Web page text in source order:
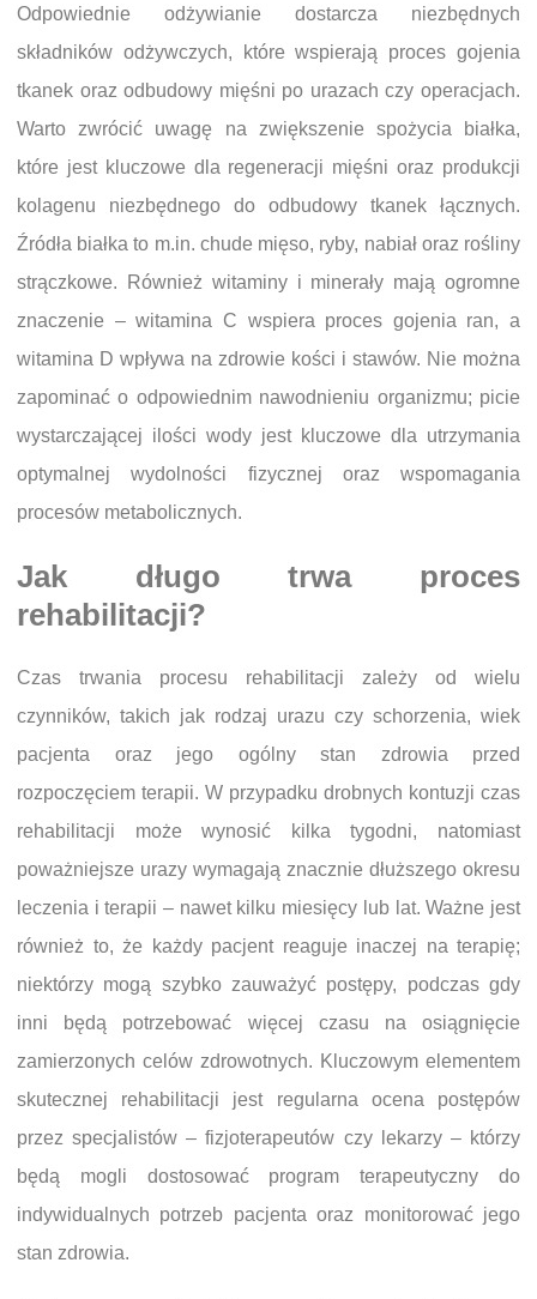
Odpowiednie odżywianie dostarcza niezbędnych
składników odżywczych, które wspierają proces gojenia
tkanek oraz odbudowy mięśni po urazach czy operacjach.
Warto zwrócić uwagę na zwiększenie spożycia białka,
które jest kluczowe dla regeneracji mięśni oraz produkcji
kolagenu niezbędnego do odbudowy tkanek łącznych.
Źródła białka to m.in. chude mięso, ryby, nabiał oraz rośliny
strączkowe. Również witaminy i minerały mają ogromne
znaczenie – witamina C wspiera proces gojenia ran, a
witamina D wpływa na zdrowie kości i stawów. Nie można
zapominać o odpowiednim nawodnieniu organizmu; picie
wystarczającej ilości wody jest kluczowe dla utrzymania
optymalnej wydolności fizycznej oraz wspomagania
procesów metabolicznych.
Jak długo trwa proces
rehabilitacji?
Czas trwania procesu rehabilitacji zależy od wielu
czynników, takich jak rodzaj urazu czy schorzenia, wiek
pacjenta oraz jego ogólny stan zdrowia przed
rozpoczęciem terapii. W przypadku drobnych kontuzji czas
rehabilitacji może wynosić kilka tygodni, natomiast
poważniejsze urazy wymagają znacznie dłuższego okresu
leczenia i terapii – nawet kilku miesięcy lub lat. Ważne jest
również to, że każdy pacjent reaguje inaczej na terapię;
niektórzy mogą szybko zauważyć postępy, podczas gdy
inni będą potrzebować więcej czasu na osiągnięcie
zamierzonych celów zdrowotnych. Kluczowym elementem
skutecznej rehabilitacji jest regularna ocena postępów
przez specjalistów – fizjoterapeutów czy lekarzy – którzy
będą mogli dostosować program terapeutyczny do
indywidualnych potrzeb pacjenta oraz monitorować jego
stan zdrowia.